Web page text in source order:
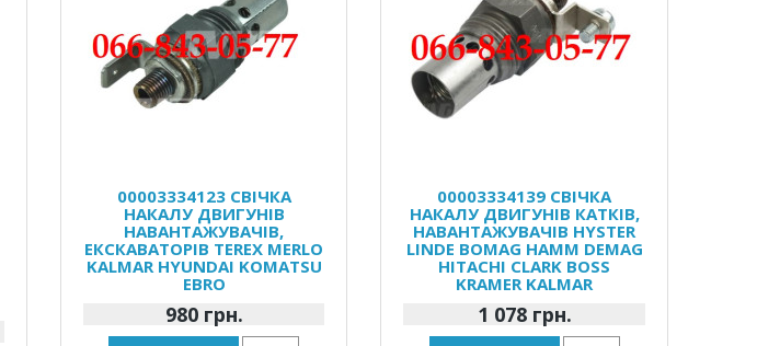
00003334123 СВІЧКА
НАКАЛУ ДВИГУНІВ
НАВАНТАЖУВАЧІВ,
ЕКСКАВАТОРІВ TEREX MERLO
KALMAR HYUNDAI KOMATSU
EBRO
980 грн.
00003334139 СВІЧКА
НАКАЛУ ДВИГУНІВ КАТКІВ,
НАВАНТАЖУВАЧІВ HYSTER
LINDE BOMAG HAMM DEMAG
HITACHI CLARK BOSS
KRAMER KALMAR
1 078 грн.